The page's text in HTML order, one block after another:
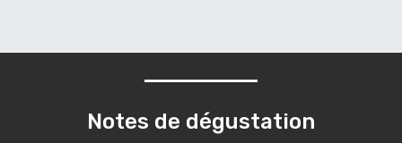
Notes de dégustation